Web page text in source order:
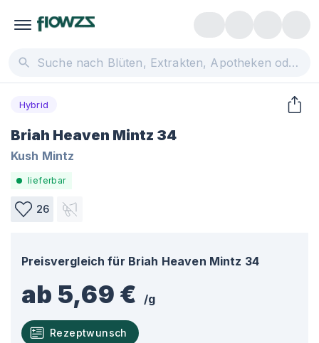
Hybrid
Briah Heaven Mintz 34
Kush Mintz
lieferbar
26
Preisvergleich für Briah Heaven Mintz 34
ab 5,69 € /g
Rezeptwunsch